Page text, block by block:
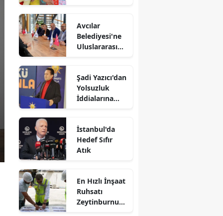
Avcılar
Belediyesi'ne
Uluslararası
Şadi Yazıcı'dan
Yolsuzluk
İddialarına
İstanbul'da
Hedef Sıfır
Atık
En Hızlı İnşaat
Ruhsatı
Zeytinburnu